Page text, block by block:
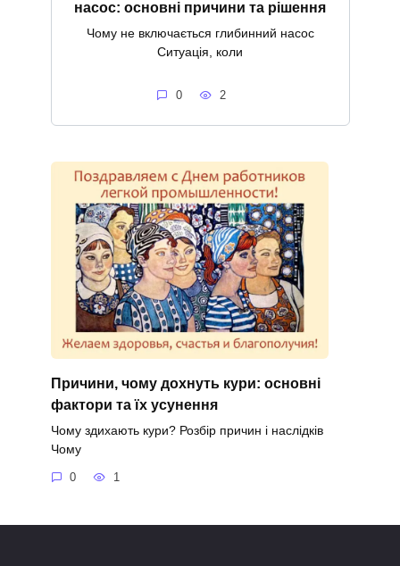
насос: основні причини та рішення
Чому не включається глибинний насос
Ситуація, коли
0 2
Причини, чому дохнуть кури: основні
фактори та їх усунення
Чому здихають кури? Розбір причин і наслідків
Чому
0 1